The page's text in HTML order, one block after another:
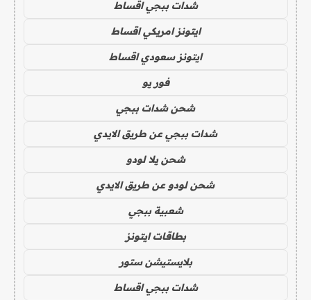
شدات ببجي اقساط
ايتونز امريكي اقساط
ايتونز سعودي اقساط
فور يو
شحن شدات ببجي
شدات ببجي عن طريق الايدي
شحن يلا لودو
شحن لودو عن طريق الايدي
شعبية ببجي
بطاقات ايتونز
بلايستيشن ستور
شدات ببجي اقساط